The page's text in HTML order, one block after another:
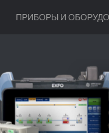
ПРИБОРЫ И